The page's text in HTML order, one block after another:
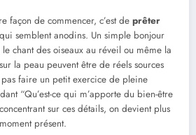
façon de commencer, c’est de prêter
semblent anodins. Un simple bonjour
chant des oiseaux au réveil ou même la
la peau peuvent être de réels sources
faire un petit exercice de pleine
“Qu’est-ce qui m’apporte du bien-être
sur ces détails, on devient plus
présent.